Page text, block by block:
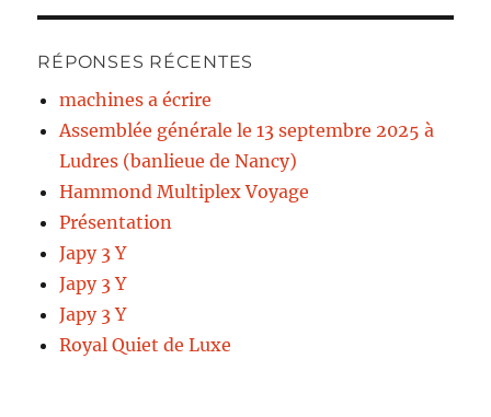
RÉPONSES RÉCENTES
machines a écrire
Assemblée générale le 13 septembre 2025 à
Ludres (banlieue de Nancy)
Hammond Multiplex Voyage
Présentation
Japy 3 Y
Japy 3 Y
Japy 3 Y
Royal Quiet de Luxe